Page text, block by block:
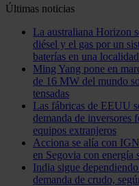
Últimas noticias
La australiana Horizon
diésel y el gas por un
baterías en una
Ming Yang pone en
de 16 MW del mundo
tensadas
Las fábricas de EEUU
demanda de inversores
equipos extranjeros
Acciona se alía con
en Segovia con energía
India sigue
demanda de crudo,